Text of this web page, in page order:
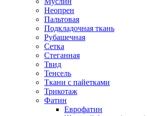
Неопрен
Пальтовая
Подкладочная ткань
Рубашечная
Сетка
Стеганная
Твид
Тенсель
Ткани с пайетками
Трикотаж
Фатин
Еврофатин